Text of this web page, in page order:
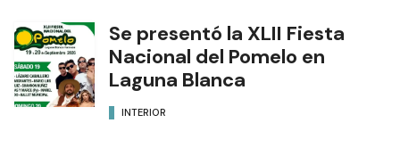
Se presentó la XLII Fiesta
Nacional del Pomelo en
Laguna Blanca
INTERIOR